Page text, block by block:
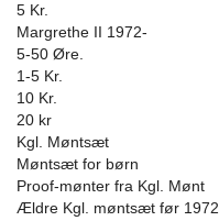
5 Kr.
Margrethe II 1972-
5-50 Øre.
1-5 Kr.
10 Kr.
20 kr
Kgl. Møntsæt
Møntsæt for børn
Proof-mønter fra Kgl. Mønt
Ældre Kgl. møntsæt før 1972